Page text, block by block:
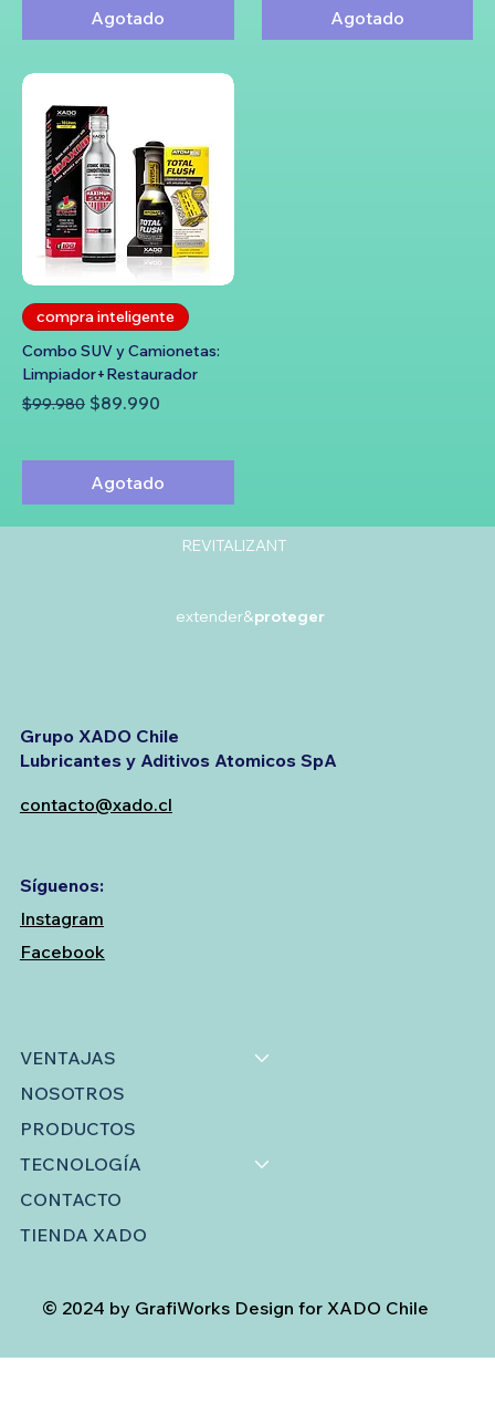
Agotado Agotado
compra inteligente
Combo SUV y Camionetas:
Limpiador+Restaurador
Precio
$99.980 Precio de oferta
$89.990
Agotado
© 2024 by GrafiWorks Design for XADO Chile
VENTAJAS
NOSOTROS
PRODUCTOS
TECNOLOGÍA
CONTACTO
TIENDA XADO
Síguenos:
Instagram
Facebook
Grupo XADO Chile
Lubricantes y Aditivos Atomicos SpA
contacto@xado.cl
extender&proteger
REVITALIZANT